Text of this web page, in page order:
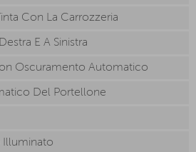
Con La Carrozzeria
E A Sinistra
Oscuramento Automatico
Del Portellone
Illuminato